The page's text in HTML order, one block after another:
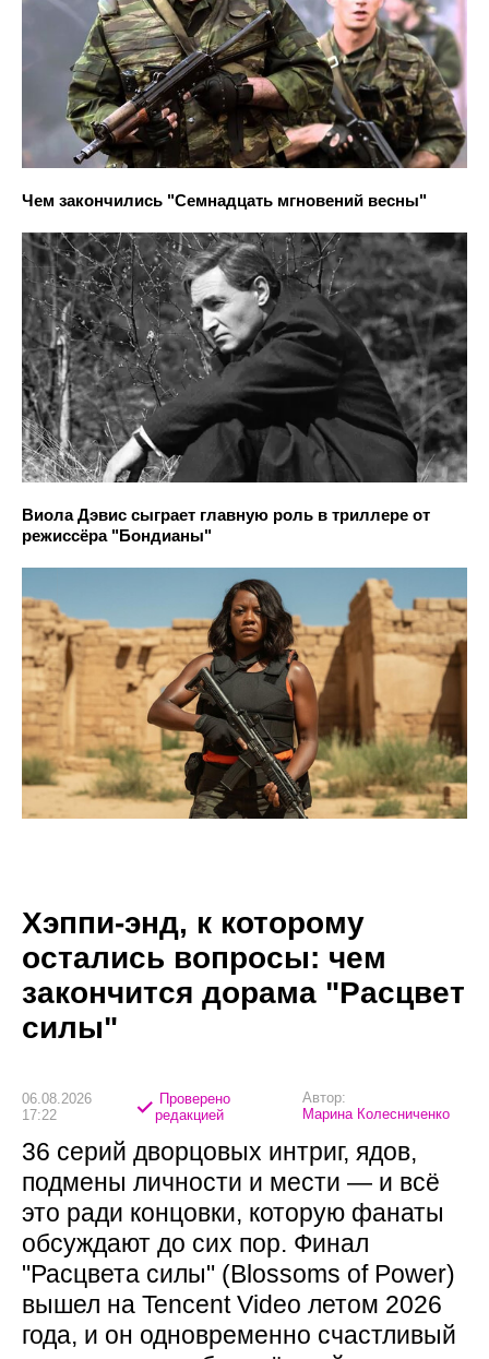
Чем закончились "Семнадцать мгновений весны"
Виола Дэвис сыграет главную роль в триллере от
режиссёра "Бондианы"
Хэппи-энд, к которому
остались вопросы: чем
закончится дорама "Расцвет
силы"
06.08.2026
17:22
Проверено
редакцией
Автор:
Марина Колесниченко
36 серий дворцовых интриг, ядов,
подмены личности и мести — и всё
это ради концовки, которую фанаты
обсуждают до сих пор. Финал
"Расцвета силы" (Blossoms of Power)
вышел на Tencent Video летом 2026
года, и он одновременно счастливый